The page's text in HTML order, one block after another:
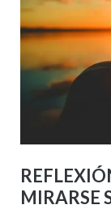
MIRARSE